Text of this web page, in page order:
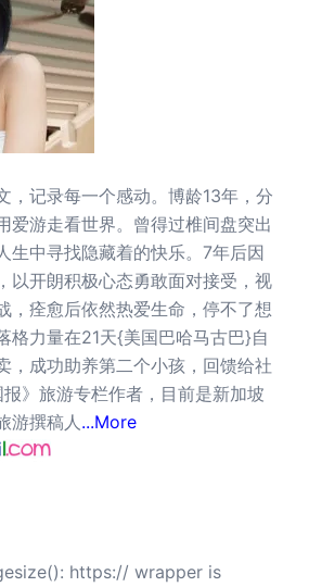
，记录每一个感动。博龄13年，分
爱游走看世界。曾得过椎间盘突出
生中寻找隐藏着的快乐。7年后因
以开朗积极心态勇敢面对接受，视
，痊愈后依然热爱生命，停不了想
格力量在21天{美国巴哈马古巴}自
，成功助养第二个小孩，回馈给社
》旅游专栏作者，目前是新加坡
游撰稿人 ...More
https:// wrapper is